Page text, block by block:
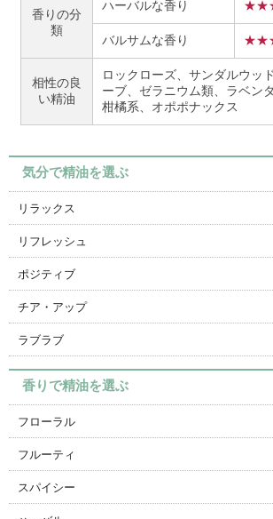
香りの分
類
ハーバルな香り
バルサムな香り
相性の良
い精油
ロックローズ、サンダルウッ
ーブ、ゼラニウム類、ラベン
柑橘系、オポポナックス
気分で精油を選ぶ
リラックス
リフレッシュ
ポジティブ
チア・アップ
ラブラブ
香りで精油を選ぶ
フローラル
フルーティ
スパイシー